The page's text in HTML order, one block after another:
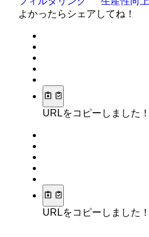
よかったらシェアしてね！
URLをコピーしました！
URLをコピーしました！